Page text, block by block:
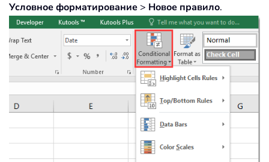
Условное форматирование > Новое правило.